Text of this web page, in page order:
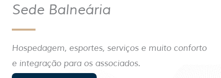
Sede Balneária
Hospedagem, esportes, serviços e muito conforto
e integração para os associados.